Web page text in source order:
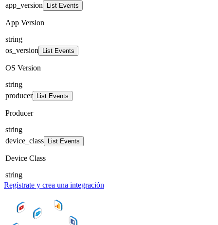
app_version
List Events
App Version
string
os_version
List Events
OS Version
string
producer
List Events
Producer
string
device_class
List Events
Device Class
string
Regístrate y crea una integración